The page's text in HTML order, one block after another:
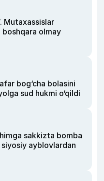
Mutaxassislar
olmay
bog‘cha bolasini
sud hukmi o‘qildi
sakkizta bomba
siyosiy ayblovlardan